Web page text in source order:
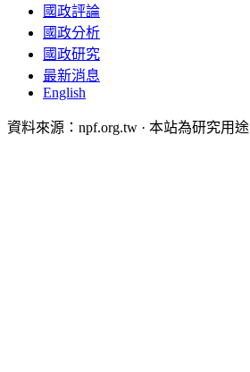
國政評論
國政分析
國政研究
最新消息
English
資料來源：npf.org.tw · 本站為研究用途